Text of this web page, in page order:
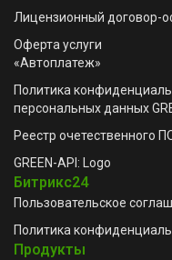
Лицензионный договор-
Оферта услуги
«Автоплатеж»
Политика
персональных данных
Реестр очетественного
GREEN-API: Logo
Битрикс24
Пользовательское
Политика
Продукты